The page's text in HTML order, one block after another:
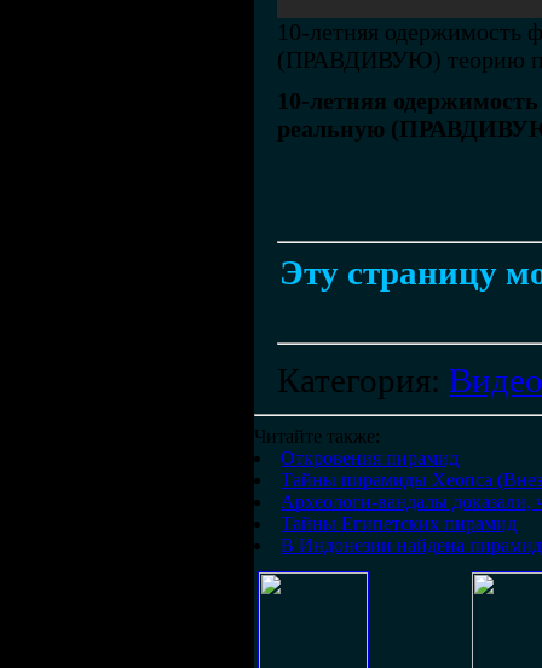
10-летняя одержимость
(ПРАВДИВУЮ) теорию
10-летняя
реальную
Эту страницу
Категория: Видео
Читайте также:
Откровения пирамид
Тайны пирамиды Хеопса
Археологи-вандалы доказали,
Тайны Египетских пирамид
В Индонезии найдена